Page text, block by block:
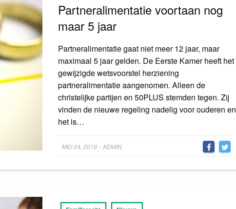
Partneralimentatie voortaan nog
maar 5 jaar
Partneralimentatie gaat niet meer 12 jaar, maar
maximaal 5 jaar gelden. De Eerste Kamer heeft het
gewijzigde wetsvoorstel herziening
partneralimentatie aangenomen. Alleen de
christelijke partijen en 50PLUS stemden tegen. Zij
vinden de nieuwe regeling nadelig voor ouderen en
het is…
Posted
MEI 24, 2019 • ADMIN